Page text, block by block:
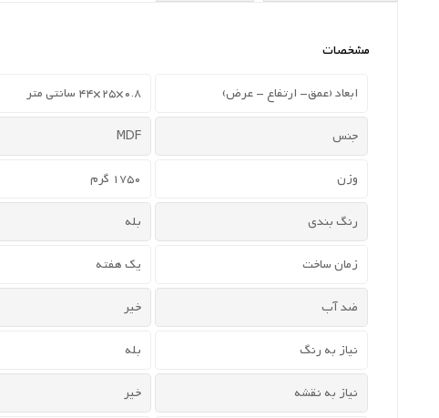
مشخصات
ابعاد (عمق- ارتفاع - عرض) 0.8×25×44 سانتی متر
جنس MDF
وزن 1750 گرم
رنگ بندی بله
زمان ساخت یک هفته
ضد آب خیر
نیاز به رنگ بله
نیاز به نقشه خیر